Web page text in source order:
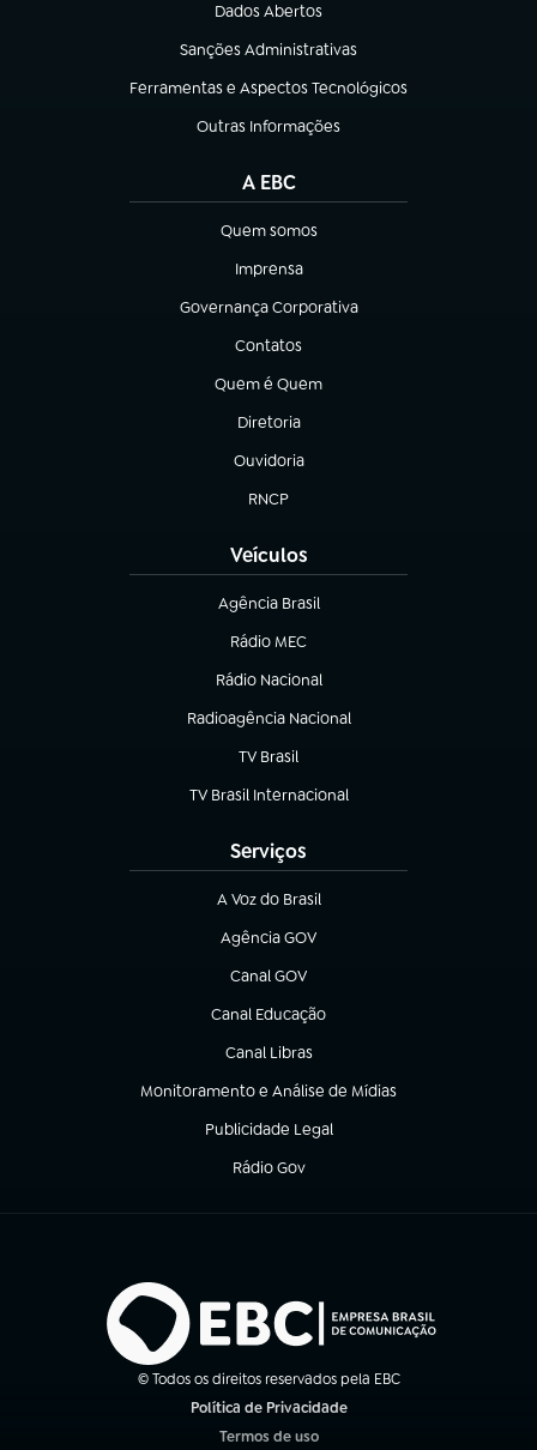
Dados Abertos
(abre em nova aba)
Sanções Administrativas
(abre em nova aba)
Ferramentas e Aspectos Tecnológicos
(abre em nova aba)
Outras Informações
(abre em nova aba)
A EBC
Quem somos
(abre em nova aba)
Imprensa
(abre em nova aba)
Governança Corporativa
(abre em nova aba)
Contatos
(abre em nova aba)
Quem é Quem
(abre em nova aba)
Diretoria
(abre em nova aba)
Ouvidoria
(abre em nova aba)
RNCP
(abre em nova aba)
Veículos
Agência Brasil
(abre em nova aba)
Rádio MEC
(abre em nova aba)
Rádio Nacional
Radioagência Nacional
(abre em nova aba)
TV Brasil
(abre em nova aba)
TV Brasil Internacional
(abre em nova aba)
Serviços
A Voz do Brasil
(abre em nova aba)
Agência GOV
(abre em nova aba)
Canal GOV
(abre em nova aba)
Canal Educação
(abre em nova aba)
Canal Libras
(abre em nova aba)
Monitoramento e Análise de Mídias
(abre em nova aba)
Publicidade Legal
(abre em nova aba)
Rádio Gov
(abre em nova aba)
© Todos os direitos reservados pela EBC
Política de Privacidade
Termos de uso